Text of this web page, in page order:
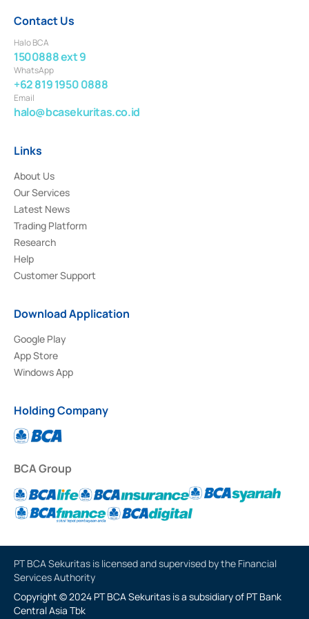
Contact Us
Halo BCA
1500888 ext 9
WhatsApp
+62 819 1950 0888
Email
halo@bcasekuritas.co.id
Links
About Us
Our Services
Latest News
Trading Platform
Research
Help
Customer Support
Download Application
Google Play
App Store
Windows App
Holding Company
BCA Group
PT BCA Sekuritas is licensed and supervised by the Financial
Services Authority
Copyright © 2024 PT BCA Sekuritas is a subsidiary of PT Bank
Central Asia Tbk